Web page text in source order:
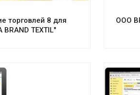
торговлей 8 для
TEXTIL"
OOO